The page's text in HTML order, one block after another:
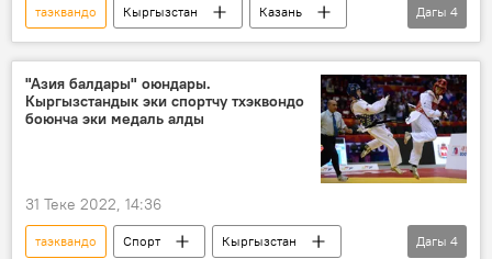
таэквандо Кыргызстан
Казань
Дүйнө кубогу
алтын
Спорт
Сүрөт
Дагы 4
"Азия балдары" оюндары.
Кыргызстандык эки спортчу тхэквондо
боюнча эки медаль алды
31 Теке 2022, 14:36
таэквандо Спорт
Кыргызстан
Дагы 4